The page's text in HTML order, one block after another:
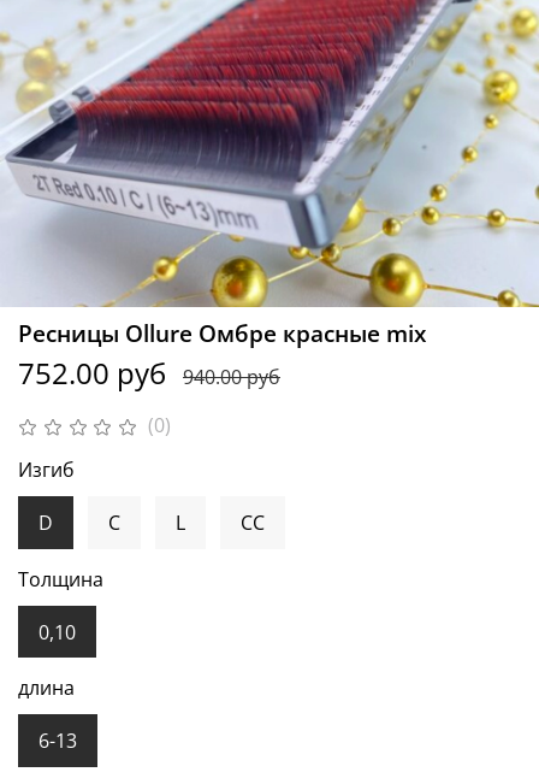
(0)
Ресницы Ollure Омбре красные mix
752.00 руб 940.00 руб
Изгиб
D
C L CC
Толщина
0,10
длина
6-13